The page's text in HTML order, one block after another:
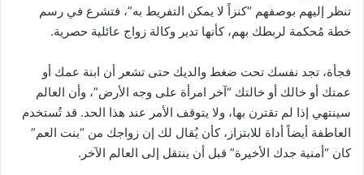
تنظر إليهم بوصفهم “كنزاً لا يمكن التفريط به”، فتشرع في رسم
خطة مُحكمة لربطك بهم، كأنها تدير وكالة زواج عائلية حصرية.
فجأة، تجد نفسك تحت ضغط والديك حتى تشعر أن ابنة عمك أو
عمتك أو خالك أو خالتك “آخر امرأة على وجه الأرض”، وأن العالم
سينتهي إذا لم تقترن بها، ولا يتوقف الأمر عند هذا الحد. قد تُستخدم
العاطفة أيضاً أداة للابتزاز، كأن يُقال لك إن زواجك من “بنت العم”
كان “أمنية جدك الأخيرة” قبل أن ينتقل إلى العالم الآخر.